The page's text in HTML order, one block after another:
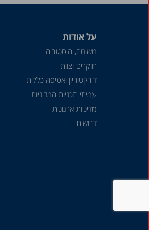
על אודות
משימה, היסטוריה
חוקרים וצוות
דירקטוריון ואסיפה כללית
עמיתי תכניות המדיניות
מדיניות ארגונית
דרושים